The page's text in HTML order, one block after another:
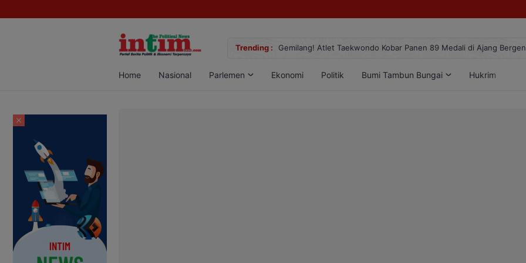
Trending :
Sabu di Pangkalan Bun, Dua Pelaku Diamankan Gemilang! Atlet Taekwondo Kobar Panen 89 Medali di Ajang
Home Nasional Parlemen Ekonomi Politik Bumi Tambun Bungai Hukrim